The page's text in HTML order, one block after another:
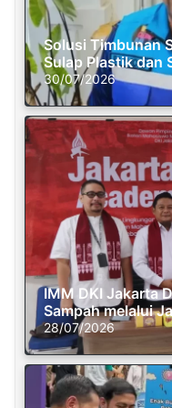
Solusi Timbunan
Sulap Plastik dan
30/07/2026
IMM DKI Jakarta
Sampah melalui
28/07/2026